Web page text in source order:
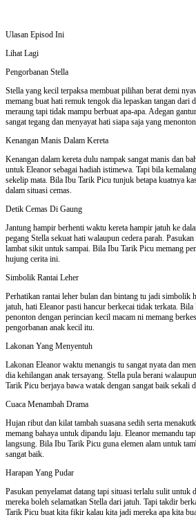
Ulasan Episod Ini
Lihat Lagi
Pengorbanan Stella
Stella yang kecil terpaksa membuat pilihan berat demi
memang buat hati remuk tengok dia lepaskan tangan dari
meraung tapi tidak mampu berbuat apa-apa. Adegan
sangat tegang dan menyayat hati siapa saja yang
Kenangan Manis Dalam Kereta
Kenangan dalam kereta dulu nampak sangat manis dan
untuk Eleanor sebagai hadiah istimewa. Tapi bila
sekelip mata. Bila Ibu Tarik Picu tunjuk betapa kuatnya
dalam situasi cemas.
Detik Cemas Di Gaung
Jantung hampir berhenti waktu kereta hampir jatuh ke
pegang Stella sekuat hati walaupun cedera parah.
lambat sikit untuk sampai. Bila Ibu Tarik Picu memang
hujung cerita ini.
Simbolik Rantai Leher
Perhatikan rantai leher bulan dan bintang tu jadi simbolik
jatuh, hati Eleanor pasti hancur berkecai tidak terkata.
penonton dengan perincian kecil macam ni memang
pengorbanan anak kecil itu.
Lakonan Yang Menyentuh
Lakonan Eleanor waktu menangis tu sangat nyata dan
dia kehilangan anak tersayang. Stella pula berani
Tarik Picu berjaya bawa watak dengan sangat baik sekali
Cuaca Menambah Drama
Hujan ribut dan kilat tambah suasana sedih serta
memang bahaya untuk dipandu laju. Eleanor memandu
langsung. Bila Ibu Tarik Picu guna elemen alam untuk
sangat baik.
Harapan Yang Pudar
Pasukan penyelamat datang tapi situasi terlalu sulit untuk
mereka boleh selamatkan Stella dari jatuh. Tapi takdir
Tarik Picu buat kita fikir kalau kita jadi mereka apa kita